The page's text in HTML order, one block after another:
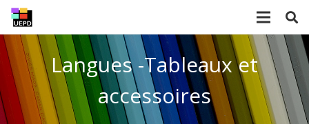
Langues -Tableaux et
accessoires